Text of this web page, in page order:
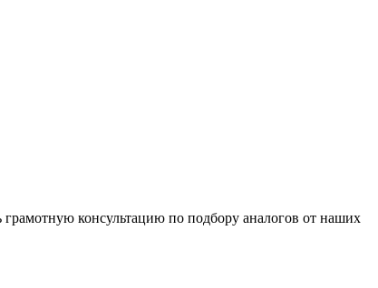
консультацию по подбору аналогов от наших